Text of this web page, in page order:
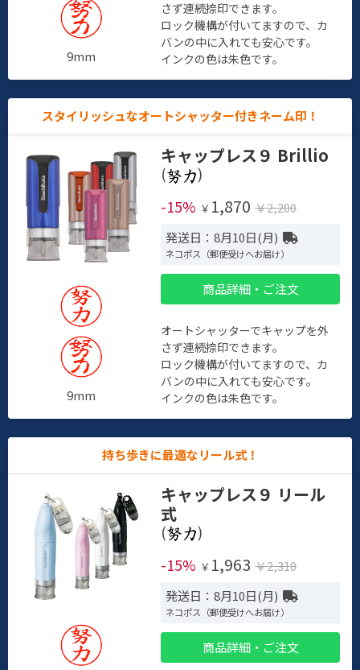
9mm
さず連続捺印できます。
ロック機構が付いてますので、カ
バンの中に入れても安心です。
インクの色は朱色です。
スタイリッシュなオートシャッター付きネーム印！
9mm
キャップレス９ Brillio
(
)
-15% ￥ 1,870 ￥2,200
発送日：8月10日(月)
ネコポス（郵便受けへお届け）
商品詳細・ご注文
オートシャッターでキャップを外
さず連続捺印できます。
ロック機構が付いてますので、カ
バンの中に入れても安心です。
インクの色は朱色です。
持ち歩きに最適なリール式！
キャップレス９ リール
式
(
)
-15% ￥ 1,963 ￥2,310
発送日：8月10日(月)
ネコポス（郵便受けへお届け）
商品詳細・ご注文